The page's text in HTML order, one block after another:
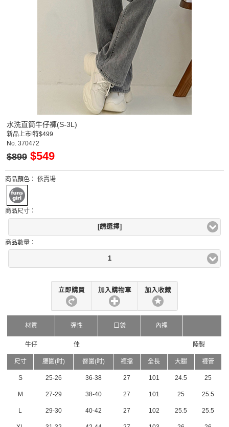
水洗直筒牛仔褲(S-3L)
新品上市!特$499
No. 370472
$899 $549
商品顏色： 依賣場
商品尺寸：
[請選擇]
商品數量：
1
立即購買 加入購物車 加入收藏
材質 彈性 口袋 內裡
牛仔 佳 陸製
尺寸 腰圍(吋) 臀圍(吋) 褲擋 全長 大腿 褲管
S 25-26 36-38 27 101 24.5 25
M 27-29 38-40 27 101 25 25.5
L 29-30 40-42 27 102 25.5 25.5